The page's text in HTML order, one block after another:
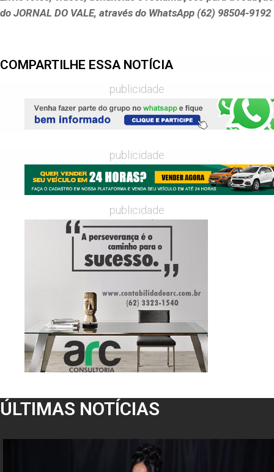
do JORNAL DO VALE, através do WhatsApp (62) 98504-9192
COMPARTILHE ESSA NOTÍCIA
publicidade
publicidade
publicidade
ÚLTIMAS NOTÍCIAS